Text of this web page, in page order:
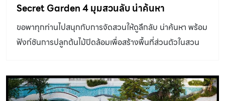
Secret Garden 4 มุมสวนลับ น่าค้นหา
ขอพาทุกท่านไปสนุกกับการจัดสวนให้ดูลึกลับ น่าค้นหา พร้อม
ฟังก์ชันการปลูกต้นไม้ปิดล้อมเพื่อสร้างพื้นที่ส่วนตัวในสวน